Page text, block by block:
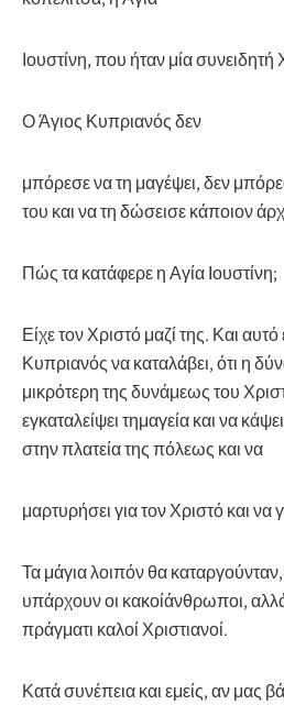
Ιουστίνη, που ήταν μία
Ο Άγιος Κυπριανός δεν
μπόρεσε να τη μαγέψει, δεν
του και να τη δώσεισε κάποιον
Πώς τα κατάφερε η Αγία Ιουστίνη;
Είχε τον Χριστό μαζί της. Και αυτό
Κυπριανός να καταλάβει, ότι η
μικρότερη της δυνάμεως του
εγκαταλείψει τημαγεία και να
στην πλατεία της πόλεως και να
μαρτυρήσει για τον Χριστό και να
Τα μάγια λοιπόν θα
υπάρχουν οι κακοίάνθρωποι,
πράγματι καλοί Χριστιανοί.
Κατά συνέπεια και εμείς, αν μας